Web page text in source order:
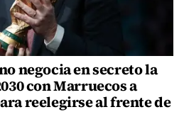
negocia en secreto la
con Marruecos a
reelegirse al frente de